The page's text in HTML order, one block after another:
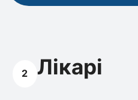
Лікарі
2